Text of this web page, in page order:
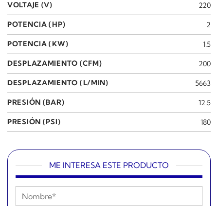
VOLTAJE (V) 220
POTENCIA (HP) 2
POTENCIA (KW) 1.5
DESPLAZAMIENTO (CFM) 200
DESPLAZAMIENTO (L/MIN) 5663
PRESIÓN (BAR) 12.5
PRESIÓN (PSI) 180
ME INTERESA ESTE PRODUCTO